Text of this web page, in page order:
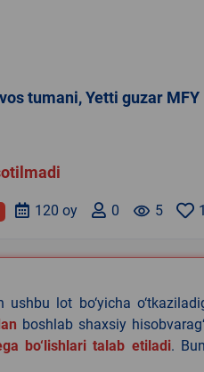
tumani, Yetti guzar MFY
1
remove_red_eye 5
0
120 oy
ushbu lot bo‘yicha
boshlab shaxsiy
bo‘lishlari talab etiladi.